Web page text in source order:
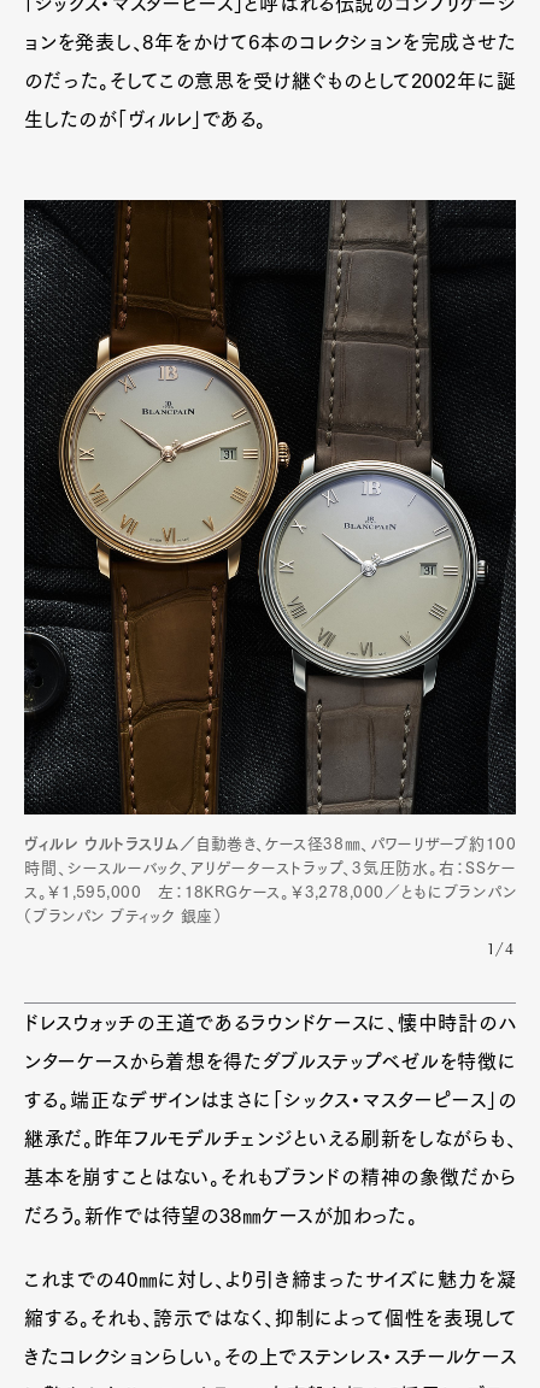
Art&Design WatchFashion
Gourmet
Cars
ProductCulture Lifestyle
Pen Membership
Magazine
Official Columnist
About
Contact
Pen Meet
Pen international Pen tw
ョンを発表し、8年をかけて6本のコレクションを完成させた
のだった。そしてこの意思を受け継ぐものとして2002年に誕
生したのが「ヴィルレ」である。
ヴィルレ ウルトラスリム／ 自動巻き、ケース径38㎜、パワーリザーブ約100
時間、シースルーバック、アリゲーターストラップ、3気圧防水。右：SSケー
ス。￥1,595,000 左：18KRGケース。￥3,278,000／ともにブランパン
（ブランパン ブティック 銀座）
1/4
ドレスウォッチの王道であるラウンドケースに、懐中時計のハ
ンターケースから着想を得たダブルステップベゼルを特徴に
する。端正なデザインはまさに「シックス・マスターピース」の
継承だ。昨年フルモデルチェンジといえる刷新をしながらも、
基本を崩すことはない。それもブランドの精神の象徴だから
だろう。新作では待望の38㎜ケースが加わった。
これまでの40㎜に対し、より引き締まったサイズに魅力を凝
縮する。それも、誇示ではなく、抑制によって個性を表現して
きたコレクションらしい。その上でステンレス・スチールケース